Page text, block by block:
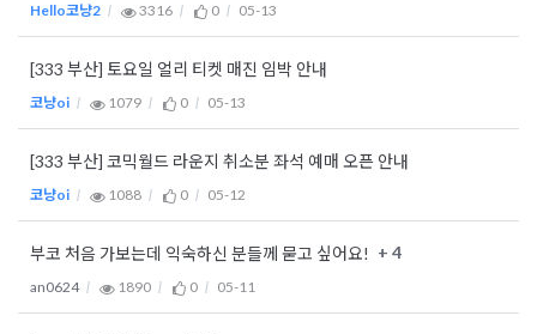
Hello코냥2 3316 0 05-13
[333 부산] 토요일 얼리 티켓 매진 임박 안내
코냥oi 1079 0 05-13
[333 부산] 코믹월드 라운지 취소분 좌석 예매 오픈 안내
코냥oi 1088 0 05-12
부코 처음 가보는데 익숙하신 분들께 묻고 싶어요! + 4
an0624 1890 0 05-11